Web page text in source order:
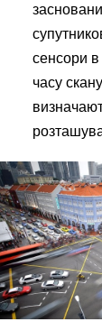
сенсори
часу